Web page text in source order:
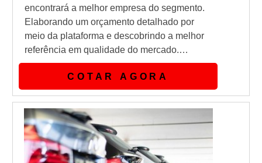
encontrará a melhor empresa do segmento.
Elaborando um orçamento detalhado por
meio da plataforma e descobrindo a melhor
referência em qualidade do mercado.
Quando a temática é reparo em blindagem
de carro, na Shelter Blindagens conseguirá
proteção com pagamento
acessível.DIFERENCIAIS dE REPARO EM
BLINDAGEM DE CARROHá muitas
maneiras eficientes de demonstrar
competência e excelência em sua área...
COTAR AGORA